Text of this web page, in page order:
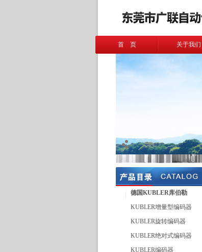
首 页 关于我们
德国KUBLER库伯勒
KUBLER增量型编码器
KUBLER旋转编码器
KUBLER绝对式编码器
KUBLER编码器